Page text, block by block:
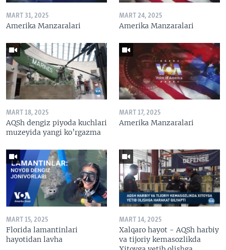
MART 31, 2025
Amerika Manzaralari
MART 24, 2025
Amerika Manzaralari
MART 18, 2025
AQSh dengiz piyoda kuchlari
muzeyida yangi ko’rgazma
MART 17, 2025
Amerika Manzaralari
MART 15, 2025
Florida lamantinlari
hayotidan lavha
MART 14, 2025
Xalqaro hayot - AQSh harbiy
va tijoriy kemasozlikda